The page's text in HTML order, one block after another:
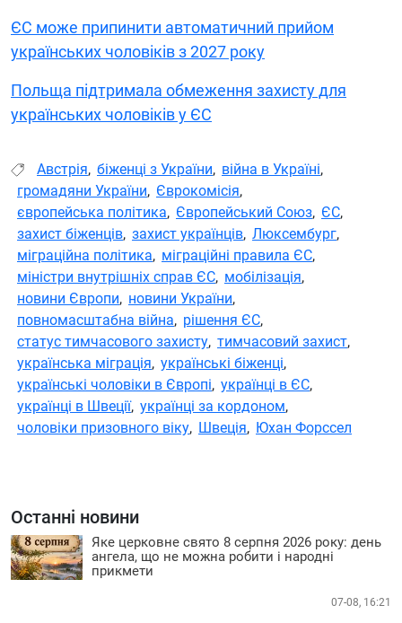
ЄС може припинити автоматичний прийом
українських чоловіків з 2027 року
Польща підтримала обмеження захисту для
українських чоловіків у ЄС
Австрія, біженці з України, війна в Україні,
громадяни України, Єврокомісія,
європейська політика, Європейський Союз, ЄС,
захист біженців, захист українців, Люксембург,
міграційна політика, міграційні правила ЄС,
міністри внутрішніх справ ЄС, мобілізація,
новини Європи, новини України,
повномасштабна війна, рішення ЄС,
статус тимчасового захисту, тимчасовий захист,
українська міграція, українські біженці,
українські чоловіки в Європі, українці в ЄС,
українці в Швеції, українці за кордоном,
чоловіки призовного віку, Швеція, Юхан Форссел
Останні новини
Яке церковне свято 8 серпня 2026 року: день
ангела, що не можна робити і народні
прикмети
07-08, 16:21